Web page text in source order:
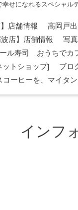
幸せになれるスペシャル
】店舗情報
高岡戸
波店】店舗情報 写真
ル寿司 おうちでカ
ットショップ]
ブロ
ーヒーを、マイタン
インフ